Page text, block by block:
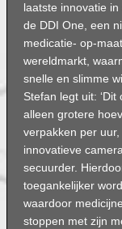
laatste innovatie
de DDI One, een
medicatie- op-
wereldmarkt,
snelle en slimme
Stefan legt uit:
alleen grotere
verpakken per
innovatieve
secuurder.
toegankelijker
waardoor
stoppen met zijn